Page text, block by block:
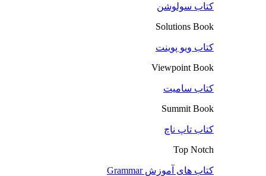
کتاب سولوشن
Solutions Book
کتاب ویو پوینت
Viewpoint Book
کتاب سامیت
Summit Book
کتاب تاپ ناچ
Top Notch
کتاب های آموزش Grammar